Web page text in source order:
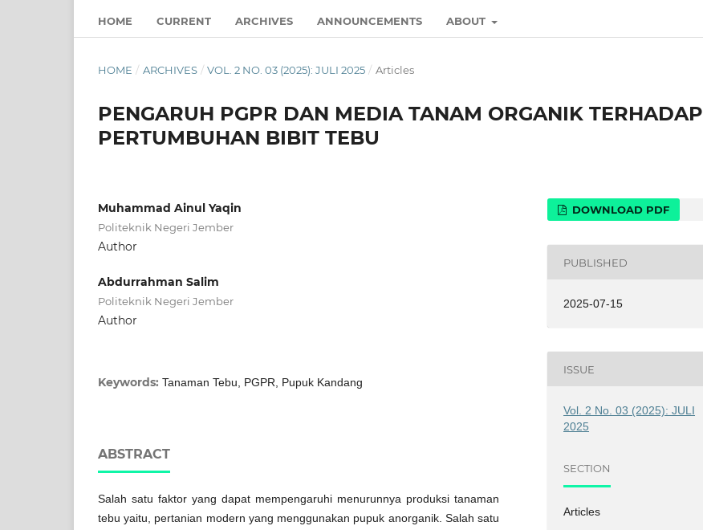
HOME CURRENT ARCHIVES ANNOUNCEMENTS ABOUT
HOME / ARCHIVES / VOL. 2 NO. 03 (2025): JULI 2025 / Articles
PENGARUH PGPR DAN MEDIA TANAM ORGANIK TERHADAP
PERTUMBUHAN BIBIT TEBU
Muhammad Ainul Yaqin
Politeknik Negeri Jember
Author
Abdurrahman Salim
Politeknik Negeri Jember
Author
Keywords: Tanaman Tebu, PGPR, Pupuk Kandang
ABSTRACT
Salah satu faktor yang dapat mempengaruhi menurunnya produksi tanaman
tebu yaitu, pertanian modern yang menggunakan pupuk anorganik. Salah satu
DOWNLOAD PDF
PUBLISHED
2025-07-15
ISSUE
Vol. 2 No. 03 (2025): JULI
2025
SECTION
Articles